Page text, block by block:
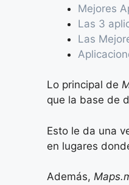
Mejores
Las 3
Las
Lo principal de
que la base de
Esto le da una
en lugares
Además,